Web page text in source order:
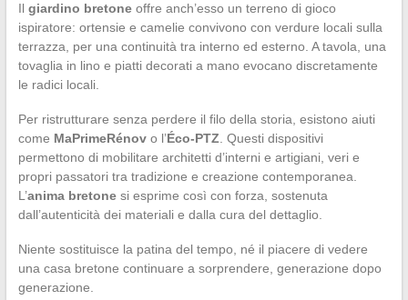
Il giardino bretoneoffre anch’esso un terreno di gioco
ispiratore: ortensie e camelie convivono con verdure locali sulla
terrazza, per una continuità tra interno ed esterno. A tavola, una
tovaglia in lino e piatti decorati a mano evocano discretamente
le radici locali.
Per ristrutturare senza perdere il filo della storia, esistono aiuti
come MaPrimeRénovo l’Éco-PTZ . Questi dispositivi
permettono di mobilitare architetti d’interni e artigiani, veri e
propri passatori tra tradizione e creazione contemporanea.
L’anima bretonesi esprime così con forza, sostenuta
dall’autenticità dei materiali e dalla cura del dettaglio.
Niente sostituisce la patina del tempo, né il piacere di vedere
una casa bretone continuare a sorprendere, generazione dopo
generazione.